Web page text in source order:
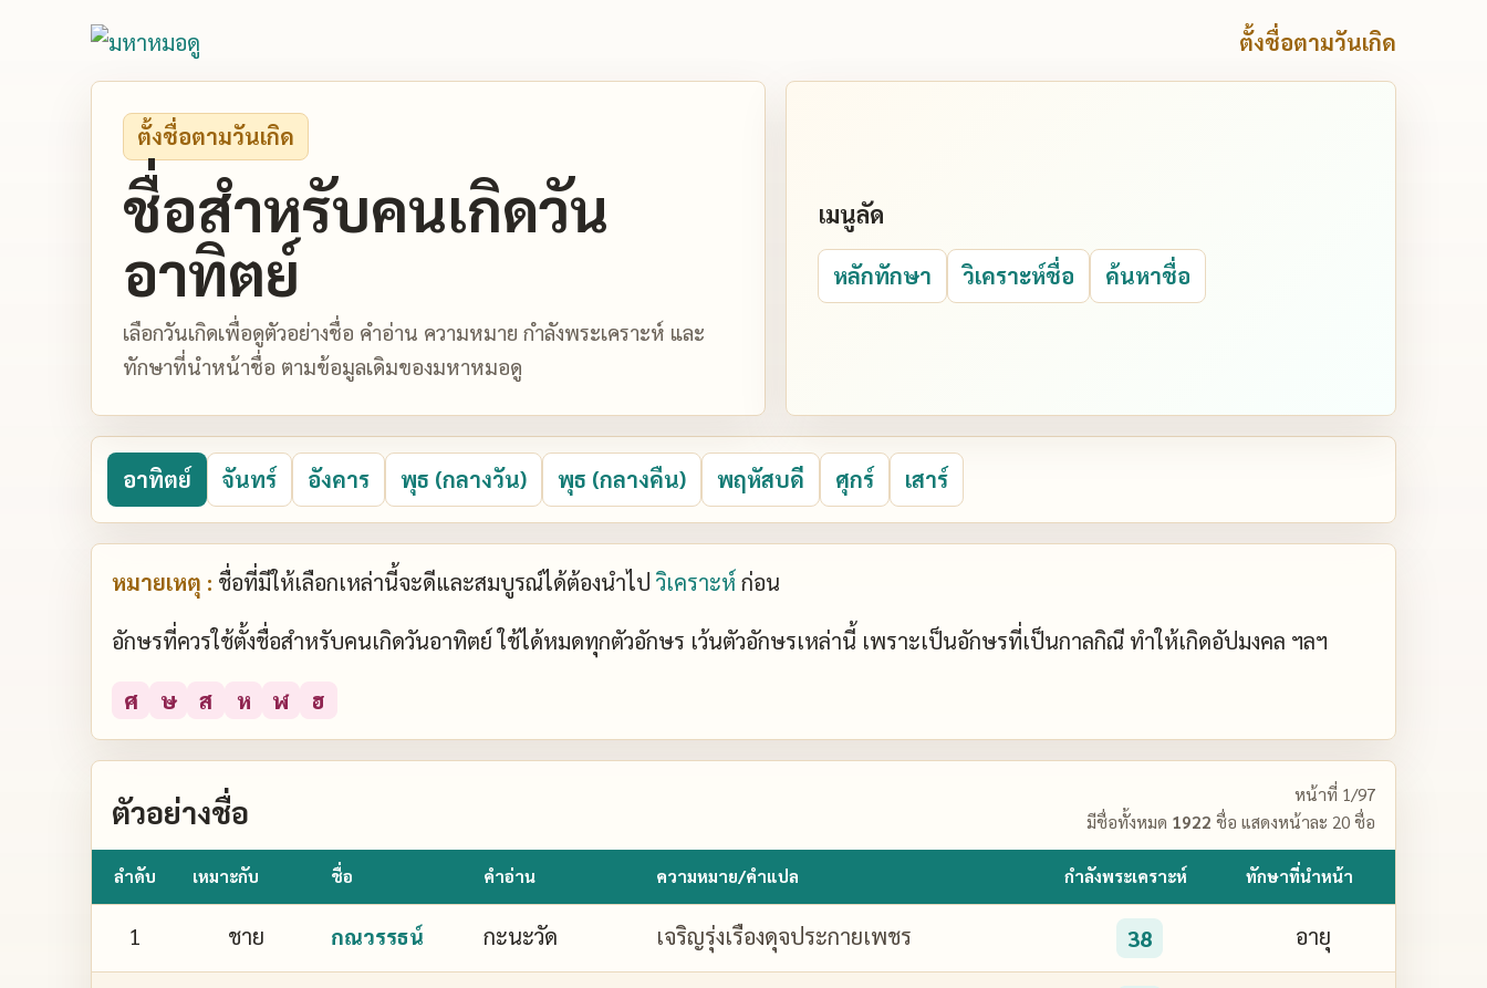
ตั้งชื่อตามวันเกิด
ตั้งชื่อตามวันเกิด
ชื่อสำหรับคนเกิดวัน
อาทิตย์
เลือกวันเกิดเพื่อดูตัวอย่างชื่อ คำอ่าน ความหมาย กำลังพระเคราะห์ และ
ทักษาที่นำหน้าชื่อ ตามข้อมูลเดิมของมหาหมอดู
เมนูลัด
หลักทักษา วิเคราะห์ชื่อ ค้นหาชื่อ
อาทิตย์ จันทร์ อังคาร พุธ (กลางวัน) พุธ (กลางคืน) พฤหัสบดี ศุกร์ เสาร์
หมายเหตุ : ชื่อที่มีให้เลือกเหล่านี้จะดีและสมบูรณ์ได้ต้องนำไป วิเคราะห์ ก่อน
อักษรที่ควรใช้ตั้งชื่อสำหรับคนเกิดวันอาทิตย์ ใช้ได้หมดทุกตัวอักษร เว้นตัวอักษรเหล่านี้ เพราะเป็นอักษรที่เป็นกาลกิณี ทำให้เกิดอัปมงคล ฯลฯ
ศ ษ ส ห ฬ ฮ
ตัวอย่างชื่อ
หน้าที่ 1/97
มีชื่อทั้งหมด 1922 ชื่อ แสดงหน้าละ 20 ชื่อ
ลำดับ เหมาะกับ ชื่อ คำอ่าน ความหมาย/คำแปล กำลังพระเคราะห์ ทักษาที่นำหน้า
1 ชาย กณวรรธน์ กะนะวัด เจริญรุ่งเรืองดุจประกายเพชร 38 อายุ